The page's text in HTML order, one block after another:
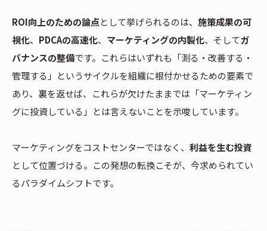
ROI向上のための論点として挙げられるのは、 施策成果の可
視化、 PDCAの高速化、 マーケティングの内製化、そしてガ
バナンスの整備です。これらはいずれも「測る・改善する・
管理する」というサイクルを組織に根付かせるための要素で
あり、裏を返せば、これらが欠けたままでは「マーケティン
グに投資している」とは言えないことを示唆しています。
マーケティングをコストセンターではなく、 利益を生む投資
として位置づける。この発想の転換こそが、今求められてい
るパラダイムシフトです。